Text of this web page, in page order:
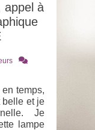
appel à
temps,
belle et je
Je
lampe